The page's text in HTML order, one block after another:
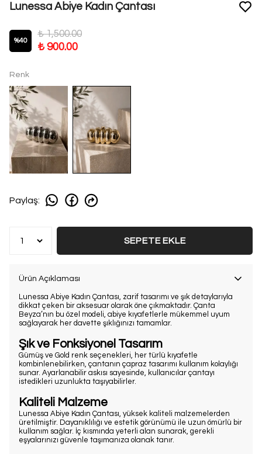
Lunessa Abiye Kadın Çantası
%40
₺ 1,500.00
₺ 900.00
Renk
Paylaş:
SEPETE EKLE
Ürün Açıklaması
Lunessa Abiye Kadın Çantası, zarif tasarımı ve şık detaylarıyla
dikkat çeken bir aksesuar olarak öne çıkmaktadır. Çanta
Beyza’nın bu özel modeli, abiye kıyafetlerle mükemmel uyum
sağlayarak her davette şıklığınızı tamamlar.
Şık ve Fonksiyonel Tasarım
Gümüş ve Gold renk seçenekleri, her türlü kıyafetle
kombinlenebilirken, çantanın çapraz tasarımı kullanım kolaylığı
sunar. Ayarlanabilir askısı sayesinde, kullanıcılar çantayı
istedikleri uzunlukta taşıyabilirler.
Kaliteli Malzeme
Lunessa Abiye Kadın Çantası, yüksek kaliteli malzemelerden
üretilmiştir. Dayanıklılığı ve estetik görünümü ile uzun ömürlü bir
kullanım sağlar. İç kısmında yeterli alan sunarak, gerekli
eşyalarınızı güvenle taşımanıza olanak tanır.